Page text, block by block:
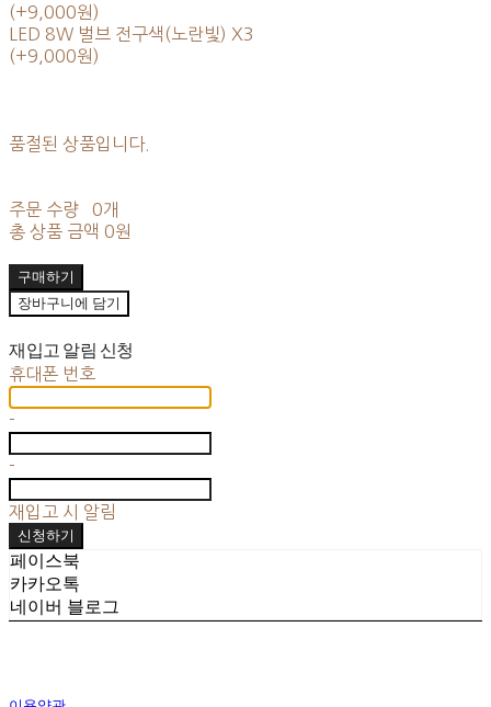
(+9,000원)
LED 8W 벌브 전구색(노란빛) X3
(+9,000원)
품절된 상품입니다.
주문 수량
0개
총 상품 금액 0원
구매하기
장바구니에 담기
재입고 알림 신청
휴대폰 번호
-
-
재입고 시 알림
신청하기
페이스북
카카오톡
네이버 블로그